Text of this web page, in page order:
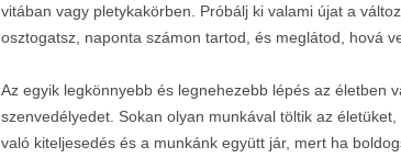
vitában vagy pletykakörben. Próbálj ki valami újat a
osztogatsz, naponta számon tartod, és meglátod, hová
Az egyik legkönnyebb és legnehezebb lépés az életben
szenvedélyedet. Sokan olyan munkával töltik az
való kiteljesedés és a munkánk együtt jár, mert ha